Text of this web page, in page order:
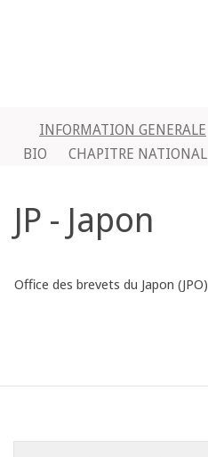
INFORMATION GENERALE
BIO
CHAPITRE NATIONAL
JP - Japon
Office des brevets du Japon (JPO)